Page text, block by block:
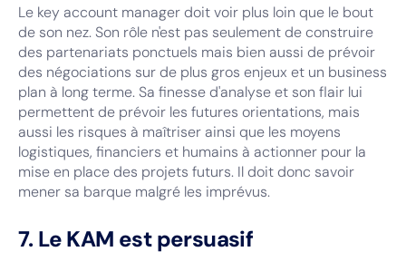
Le key account manager doit voir plus loin que le bout
de son nez. Son rôle n'est pas seulement de construire
des partenariats ponctuels mais bien aussi de prévoir
des négociations sur de plus gros enjeux et un business
plan à long terme. Sa finesse d'analyse et son flair lui
permettent de prévoir les futures orientations, mais
aussi les risques à maîtriser ainsi que les moyens
logistiques, financiers et humains à actionner pour la
mise en place des projets futurs. Il doit donc savoir
mener sa barque malgré les imprévus.
7. Le KAM est persuasif